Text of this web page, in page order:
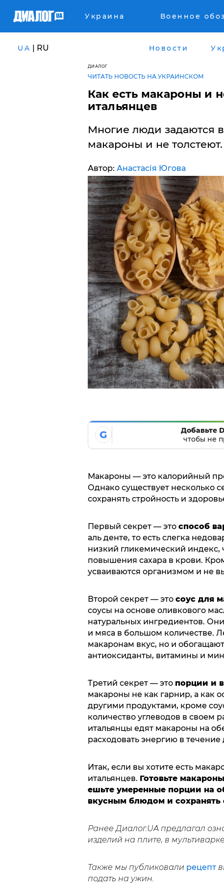
Украина Военное
UA | RU Новости
ДИАЛОГ
ЧИТАТЬ НОВОСТЬ НА УКРАИНСКОМ
Как есть макароны и
итальянцев
​Многие люди задаются
макароны и не толстеют.
Автор: Анастасія Югова
G
Добавьте
чтобы не
Макароны — это калорийный
Однако существует несколько
сохранять стройность и
Первый секрет — это способ
аль денте, то есть слегка
низкий гликемический
повышения сахара в крови.
усваиваются организмом и не
Второй секрет — это соус для
соусы на основе оливкового
натуральных ингредиентов.
и мяса в большом количестве.
макаронам вкус, но и
антиоксиданты, витамины и
Третий секрет — это порции и
макароны не как гарнир, а как
другими продуктами, кроме
количество углеводов в своем
итальянцы едят макароны на
расходовать энергию в
Итак, если вы хотите есть
итальянцев. Готовьте
ешьте умеренные порции на
вкусным блюдом и сохранять
Ранее Диалог.UA предлагал
изделий на плите, в
Также мы публиковали рецепт
подать на ужин.